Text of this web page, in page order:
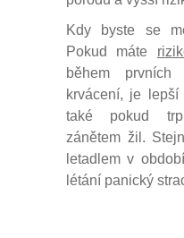
Kdy byste se
Pokud máte
během
krvácení, je
také pokud
zánětem žil.
letadlem v
létání panický